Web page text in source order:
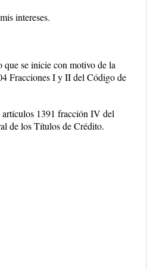
intereses.
se inicie con motivo de la
Fracciones I y II del Código de
1391 fracción IV del
de los Títulos de Crédito.